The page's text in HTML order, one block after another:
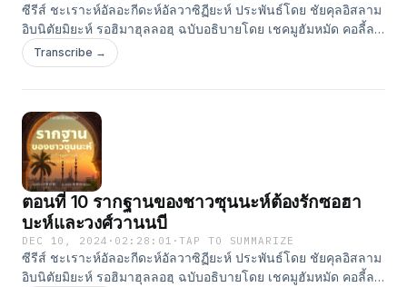
ซีรีส์ ชะเราะห์อัลอะกีดะห์อัลวาซิฏียะห์ ประพันธ์โดย ชัยคุลอิสลาม
อิบนิตัยมิยะห์ รอฮิมาฮุลลอฮฺ ฉบับอธิบายโดย เชคมูฮัมหมัด คอลี้ล
ฮัรรอซ สอนโดย อ.ยูนุส แสงไพจิตร สำนักพิมพ์อัซซาบิกูน #ติดตาม
ผลงานของเราได้ที่ Line: ⁠⁠⁠⁠⁠⁠⁠⁠⁠⁠⁠⁠⁠⁠⁠⁠⁠⁠⁠⁠⁠⁠⁠⁠⁠⁠⁠⁠⁠@assabiqoon⁠⁠⁠⁠⁠⁠⁠⁠⁠⁠⁠⁠⁠⁠⁠⁠⁠⁠⁠⁠⁠⁠⁠⁠⁠⁠⁠⁠⁠ Website:
publisher/id1529718433⁠⁠⁠⁠⁠⁠⁠⁠⁠⁠⁠⁠⁠⁠⁠⁠⁠⁠⁠⁠⁠⁠⁠⁠⁠⁠⁠⁠⁠ Youtube:
⁠⁠⁠⁠⁠⁠⁠⁠⁠⁠⁠⁠⁠⁠⁠⁠⁠⁠⁠⁠⁠⁠⁠⁠⁠⁠⁠⁠⁠https://www.youtube.com/c/AssabiqoonPublisher⁠⁠⁠⁠⁠⁠⁠⁠⁠⁠⁠⁠⁠⁠⁠⁠⁠⁠⁠⁠⁠⁠⁠⁠⁠⁠⁠⁠⁠ Facebook:
⁠⁠⁠⁠⁠⁠⁠⁠⁠⁠⁠⁠⁠⁠⁠⁠⁠⁠⁠⁠⁠⁠⁠⁠⁠⁠⁠⁠⁠https://www.facebook.com/AssabiqoonPublisher⁠⁠⁠⁠⁠⁠⁠⁠⁠⁠⁠⁠⁠⁠⁠⁠⁠⁠⁠⁠⁠⁠ Tiktok:
⁠⁠⁠⁠⁠⁠⁠⁠⁠⁠⁠⁠⁠⁠⁠⁠⁠⁠⁠⁠⁠⁠https://www.tiktok.com/@assabiqoon⁠⁠⁠⁠⁠⁠⁠⁠⁠⁠⁠⁠⁠⁠⁠⁠⁠⁠⁠⁠⁠⁠ Clubhouse:
⁠⁠⁠⁠⁠⁠⁠⁠⁠⁠⁠⁠⁠⁠⁠⁠⁠⁠⁠⁠⁠⁠⁠⁠⁠⁠⁠⁠⁠⁠⁠⁠⁠⁠https://www.clubhouse.com/house/assabiqoon-publisher⁠⁠⁠⁠⁠⁠⁠⁠⁠⁠
Transcribe →
ตอนที่ 10 รากฐานของชาวซุนนะห์ต้องรักซอฮา
บะห์และวงศ์วานนบี
DEC 10, 2024 · 02:28:01 ·TAP TO SUMMARIZE
ซีรีส์ ชะเราะห์อัลอะกีดะห์อัลวาซิฏียะห์ ประพันธ์โดย ชัยคุลอิสลาม
อิบนิตัยมิยะห์ รอฮิมาฮุลลอฮฺ ฉบับอธิบายโดย เชคมูฮัมหมัด คอลี้ล